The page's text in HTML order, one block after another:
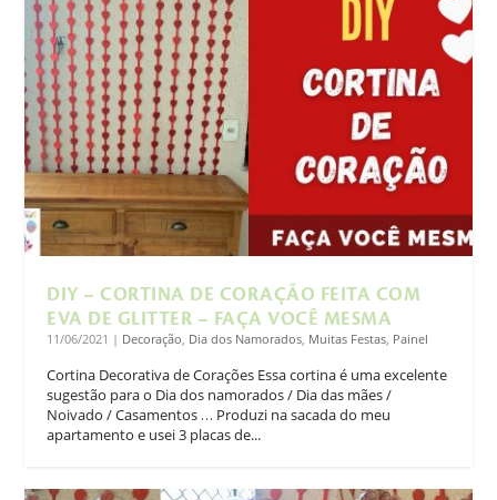
DIY – CORTINA DE CORAÇÃO FEITA COM
EVA DE GLITTER – FAÇA VOCÊ MESMA
11/06/2021 | Decoração Dia dos Namorados Muitas Festas Painel
Cortina Decorativa de Corações Essa cortina é uma excelente
sugestão para o Dia dos namorados / Dia das mães /
Noivado / Casamentos … Produzi na sacada do meu
apartamento e usei 3 placas de...